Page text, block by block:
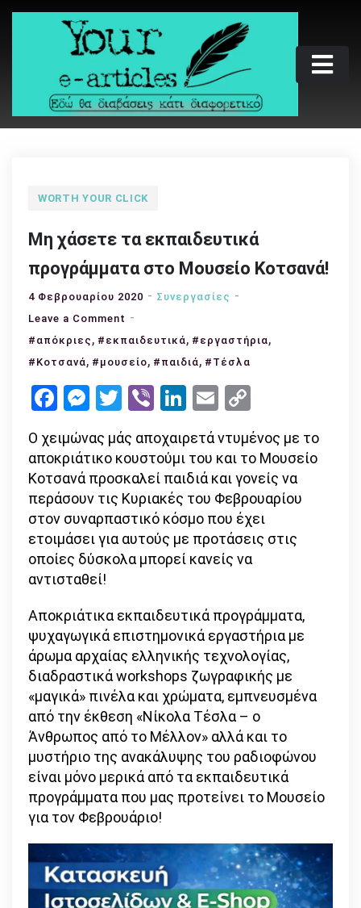
Skip
Your e-articles
Εδώ θα διαβάσεις κάτι διαφορετικό
WORTH YOUR CLICK
Μη χάσετε τα εκπαιδευτικά
προγράμματα στο Μουσείο Κοτσανά!
4 Φεβρουαρίου 2020
Συνεργασίες
Leave a Comment on
Μη
χάσετε
εκπαιδευτικά
στο
Μουσείο
Κοτσανά!
#απόκριες , #εκπαιδευτικά, #εργαστήρια,
#Κοτσανά, #μουσείο, #παιδιά, #Τέσλα
Facebook
Messenger
Twitter
ViberLinkedIn
Email
Link
Ο χειμώνας μάς αποχαιρετά ντυμένος με το
αποκριάτικο κουστούμι του και το Μουσείο
Κοτσανά προσκαλεί παιδιά και γονείς να
περάσουν τις Κυριακές του Φεβρουαρίου
στον συναρπαστικό κόσμο που έχει
ετοιμάσει για αυτούς με προτάσεις στις
οποίες δύσκολα μπορεί κανείς να
αντισταθεί!
Αποκριάτικα εκπαιδευτικά προγράμματα,
ψυχαγωγικά επιστημονικά εργαστήρια με
άρωμα αρχαίας ελληνικής τεχνολογίας,
διαδραστικά workshops ζωγραφικής με
«μαγικά» πινέλα και χρώματα, εμπνευσμένα
από την έκθεση «Νίκολα Τέσλα – ο
Άνθρωπος από το Μέλλον» αλλά και το
μυστήριο της ανακάλυψης του ραδιοφώνου
είναι μόνο μερικά από τα εκπαιδευτικά
προγράμματα που μας προτείνει το Μουσείο
για τον Φεβρουάριο!